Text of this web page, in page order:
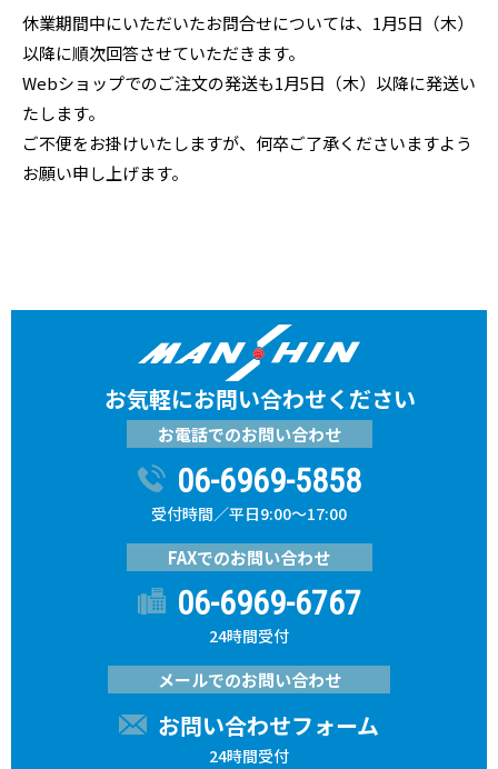
休業期間中にいただいたお問合せについては、1月5日（木）
以降に順次回答させていただきます。
Webショップでのご注文の発送も1月5日（木）以降に発送い
たします。
ご不便をお掛けいたしますが、何卒ご了承くださいますよう
お願い申し上げます。
お気軽にお問い合わせください
お電話でのお問い合わせ
06-6969-5858
受付時間／平日9:00～17:00
FAXでのお問い合わせ
06-6969-6767
24時間受付
メールでのお問い合わせ
お問い合わせフォーム
24時間受付